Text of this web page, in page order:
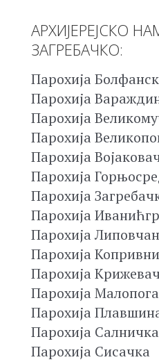
АРХИЈЕРЕЈСКО
ЗАГРЕБАЧКО:
Парохија
Парохија
Парохија
Парохија
Парохија
Парохија
Парохија
Парохија
Парохија
Парохија
Парохија
Парохија
Парохија
Парохија Салничка
Парохија Сисачка